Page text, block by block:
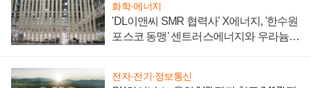
화학·에너지
'DL이앤씨 SMR 협력사' X에너지, '한수원
포스코 동맹' 센트러스에너지와 우라늄
전자·전기·정보통신